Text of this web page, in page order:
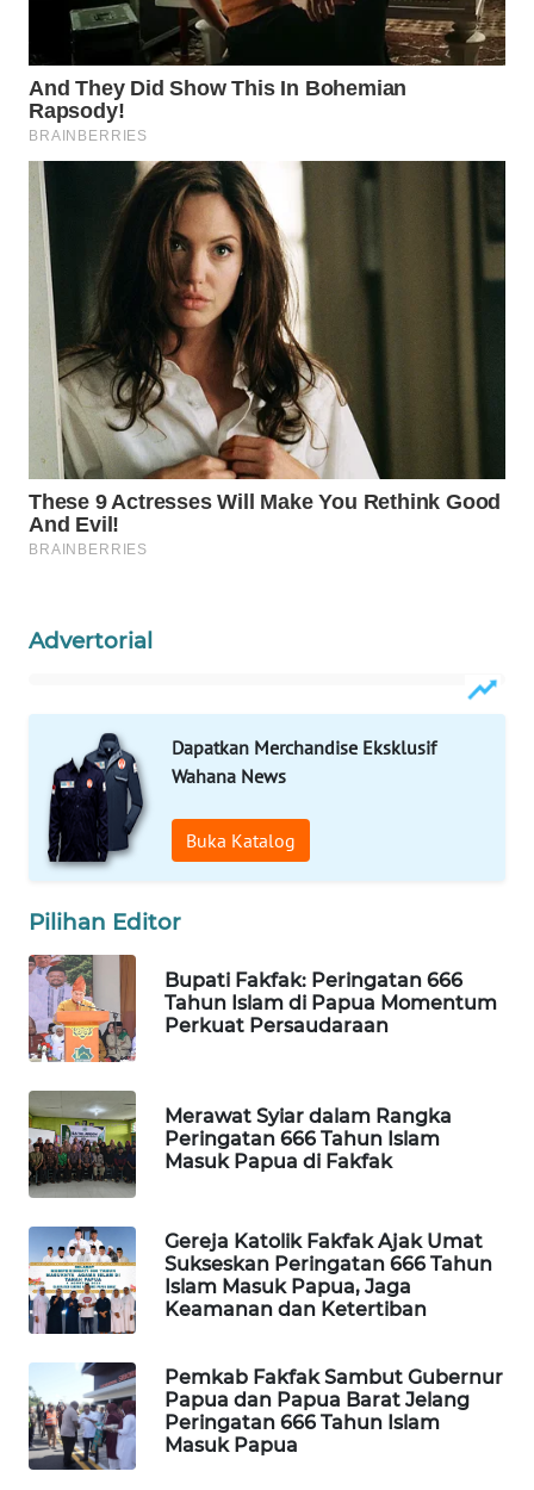
Advertorial
Dapatkan Merchandise Eksklusif
Wahana News
Buka Katalog
Pilihan Editor
Bupati Fakfak: Peringatan 666
Tahun Islam di Papua Momentum
Perkuat Persaudaraan
Merawat Syiar dalam Rangka
Peringatan 666 Tahun Islam
Masuk Papua di Fakfak
Gereja Katolik Fakfak Ajak Umat
Sukseskan Peringatan 666 Tahun
Islam Masuk Papua, Jaga
Keamanan dan Ketertiban
Pemkab Fakfak Sambut Gubernur
Papua dan Papua Barat Jelang
Peringatan 666 Tahun Islam
Masuk Papua
WAHANA
UMKM
WAHANA
SELEB
PERSONA
WAHANA
OTOMOTIF
WAHANA
HEALTH
WAHANA
DESA
WISATA
KONSUMEN
LISTRIK
MASYARAKAT
KELISTRIKAN
WALINKI
ID
MAWAKA
ID
MARTABAT
NET
PLN
MKLI
LKKI
KOPEKLIN